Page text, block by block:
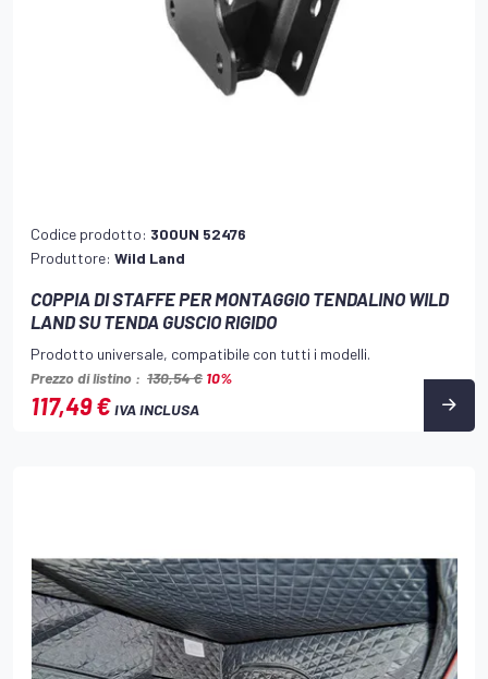
Codice prodotto: 300UN 52476
Produttore: Wild Land
COPPIA DI STAFFE PER MONTAGGIO TENDALINO WILD
LAND SU TENDA GUSCIO RIGIDO
Prodotto universale, compatibile con tutti i modelli.
Prezzo di listino : 130,54 € 10%
117,49 €IVA INCLUSA